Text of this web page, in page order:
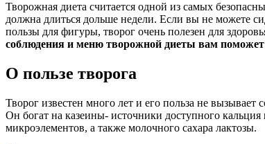
Творожная диета считается одной из самых
должна длиться дольше недели. Если вы не можете
пользы для фигуры, творог очень полезен для
соблюдения и меню творожной диеты вам поможет
О пользе творога
Творог известен много лет и его польза не
Он богат на казеины- источники доступного
микроэлементов, а также молочного сахара лактозы.